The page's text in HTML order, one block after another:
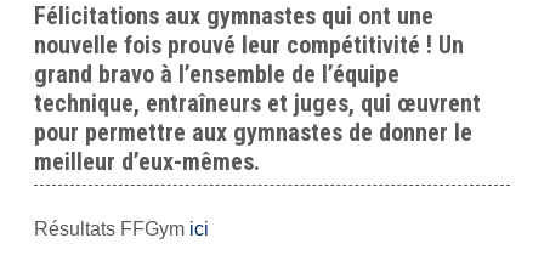
Félicitations aux gymnastes qui ont une
nouvelle fois prouvé leur compétitivité ! Un
grand bravo à l’ensemble de l’équipe
technique, entraîneurs et juges, qui œuvrent
pour permettre aux gymnastes de donner le
meilleur d’eux-mêmes.
Résultats FFGym ici